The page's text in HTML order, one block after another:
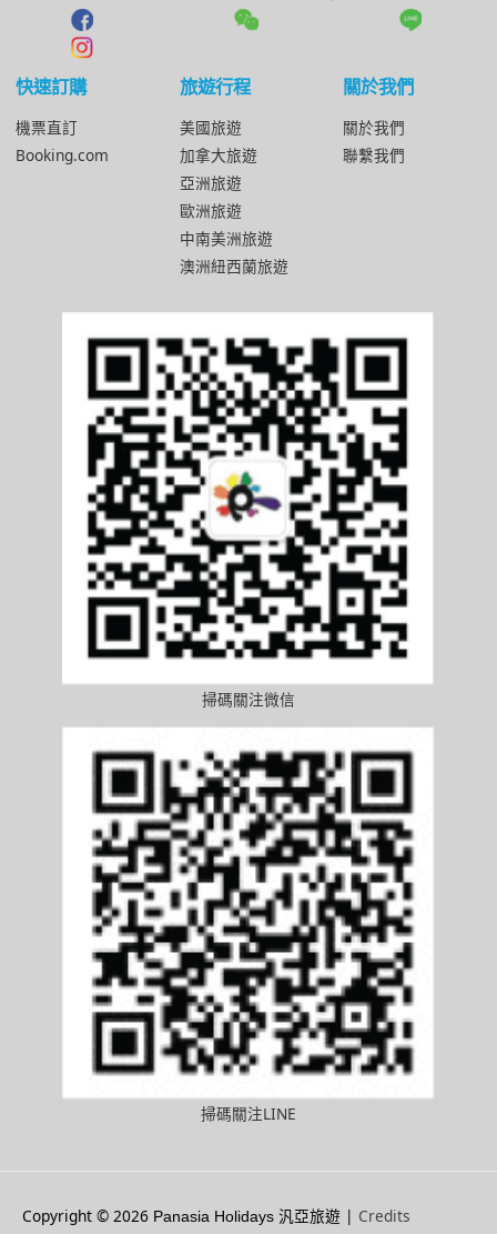
快速訂購
機票直訂
Booking.com
旅遊行程
美國旅遊
加拿大旅遊
亞洲旅遊
歐洲旅遊
中南美洲旅遊
澳洲紐西蘭旅遊
關於我們
關於我們
聯繫我們
掃碼關注微信
掃碼關注LINE
Copyright © 2026 Panasia Holidays 汎亞旅遊 | Credits